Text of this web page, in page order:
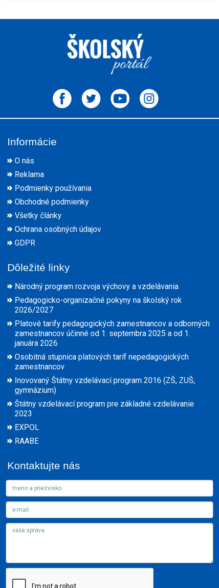
Informácie
O nás
Reklama
Podmienky používania
Obchodné podmienky
Všetky články
Ochrana osobných údajov
GDPR
Dôležité linky
Národný program rozvoja výchovy a vzdelávania
Pedagogicko-organizačné pokyny na školský rok
2026/2027
Platové tarify pedagogických zamestnancov a odborných
zamestnancov účinné od 1. septembra 2025 a od 1.
januára 2026
Osobitná stupnica platových taríf nepedagogických
zamestnancov
Inovovaný Štátny vzdelávací program 2016 (ZŠ, ZUŠ,
gymnázium)
Štátny vzdelávací program pre základné vzdelávanie
2023
EXPOL
RAABE
Kontaktujte nás